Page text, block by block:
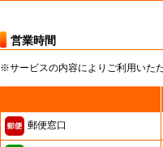
営業時間
※サービスの内容によりご利用いた
郵便窓口